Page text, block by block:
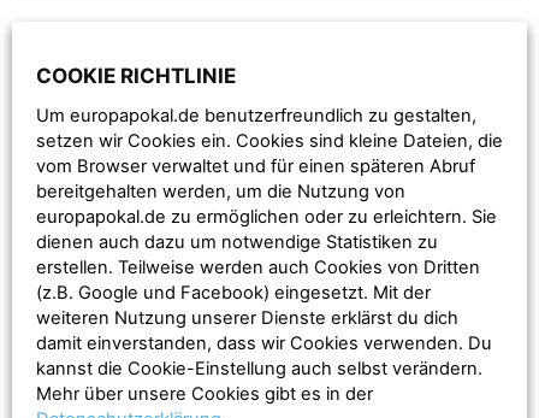
von Celtic Glasgow
Mit mehr als 60.000 Plätzen gehört der Celtic Park zu den
größten, reinen Fußballstadien der britischen Insel, auch
die Bezeichnung Parkhead nach seinem Glasgower
Stadtteil sowie Paradise durch seine Friedhofsnähe ist
etabliert. In früheren Jahrzehnten wurde der
Zuschauerrekord mit 92.000 Zuschauern geknackt,
selbstverständlich gegen die Rangers. Seit der
Jahrtausendwende findet ein schrittweiser Ausbau des
Parkheads statt, dass vergleichsweise nah zum
COOKIE RICHTLINIE
Um europapokal.de benutzerfreundlich zu gestalten,
setzen wir Cookies ein. Cookies sind kleine Dateien, die
vom Browser verwaltet und für einen späteren Abruf
bereitgehalten werden, um die Nutzung von
europapokal.de zu ermöglichen oder zu erleichtern. Sie
dienen auch dazu um notwendige Statistiken zu
erstellen. Teilweise werden auch Cookies von Dritten
(z.B. Google und Facebook) eingesetzt. Mit der
weiteren Nutzung unserer Dienste erklärst du dich
damit einverstanden, dass wir Cookies verwenden. Du
kannst die Cookie-Einstellung auch selbst verändern.
Mehr über unsere Cookies gibt es in der